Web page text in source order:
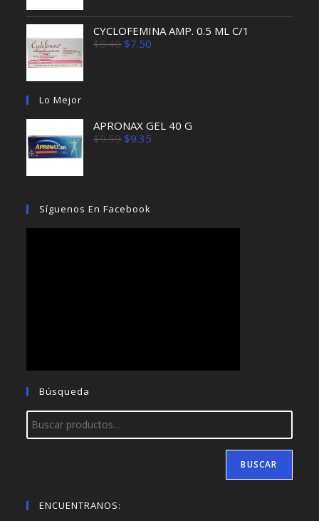
$9.59.$9.35.
CYCLOFEMINA AMP. 0.5 ML C/1
$8.40El
precio
$7.50
Lo Mejor
APRONAX GEL 40 G
$9.59El
precio
$9.35
Síguenos En Facebook
Búsqueda
BUSCAR
ENCUENTRANOS: